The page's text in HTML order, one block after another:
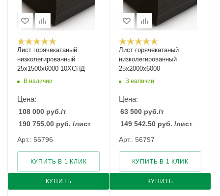
Лист горячекатаный
низколегированный
25х1500х6000 10ХСНД
В наличии
Цена:
108 000 руб./т
190 755.00 руб. /лист
Арт.: 56796
КУПИТЬ
КУПИТЬ В 1 КЛИК
Лист горячекатаный
низколегированный
25х2000х6000
В наличии
Цена:
63 500 руб./т
149 542.50 руб. /лист
Арт.: 56797
КУПИТЬ
КУПИТЬ В 1 КЛИК